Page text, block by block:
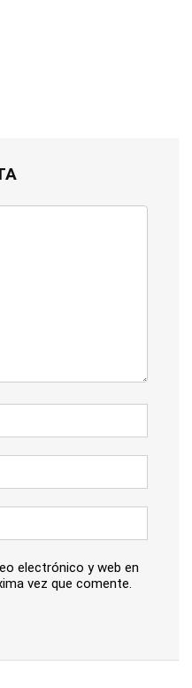
electrónico y web en
vez que comente.